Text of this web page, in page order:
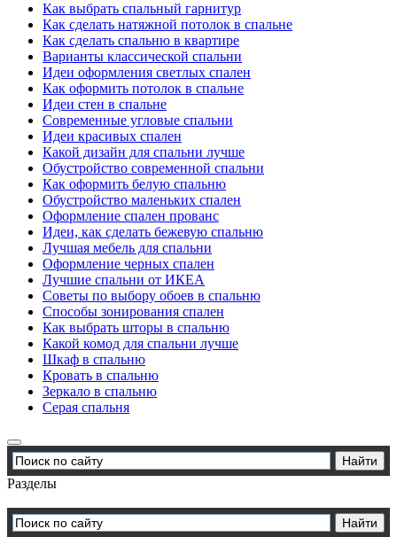
Как выбрать спальный гарнитур
Как сделать натяжной потолок в спальне
Как сделать спальню в квартире
Варианты классической спальни
Идеи оформления светлых спален
Как оформить потолок в спальне
Идеи стен в спальне
Современные угловые спальни
Идеи красивых спален
Какой дизайн для спальни лучше
Обустройство современной спальни
Как оформить белую спальню
Обустройство маленьких спален
Оформление спален прованс
Идеи, как сделать бежевую спальню
Лучшая мебель для спальни
Оформление черных спален
Лучшие спальни от ИКЕА
Советы по выбору обоев в спальню
Способы зонирования спален
Как выбрать шторы в спальню
Какой комод для спальни лучше
Шкаф в спальню
Кровать в спальню
Зеркало в спальню
Серая спальня
Разделы